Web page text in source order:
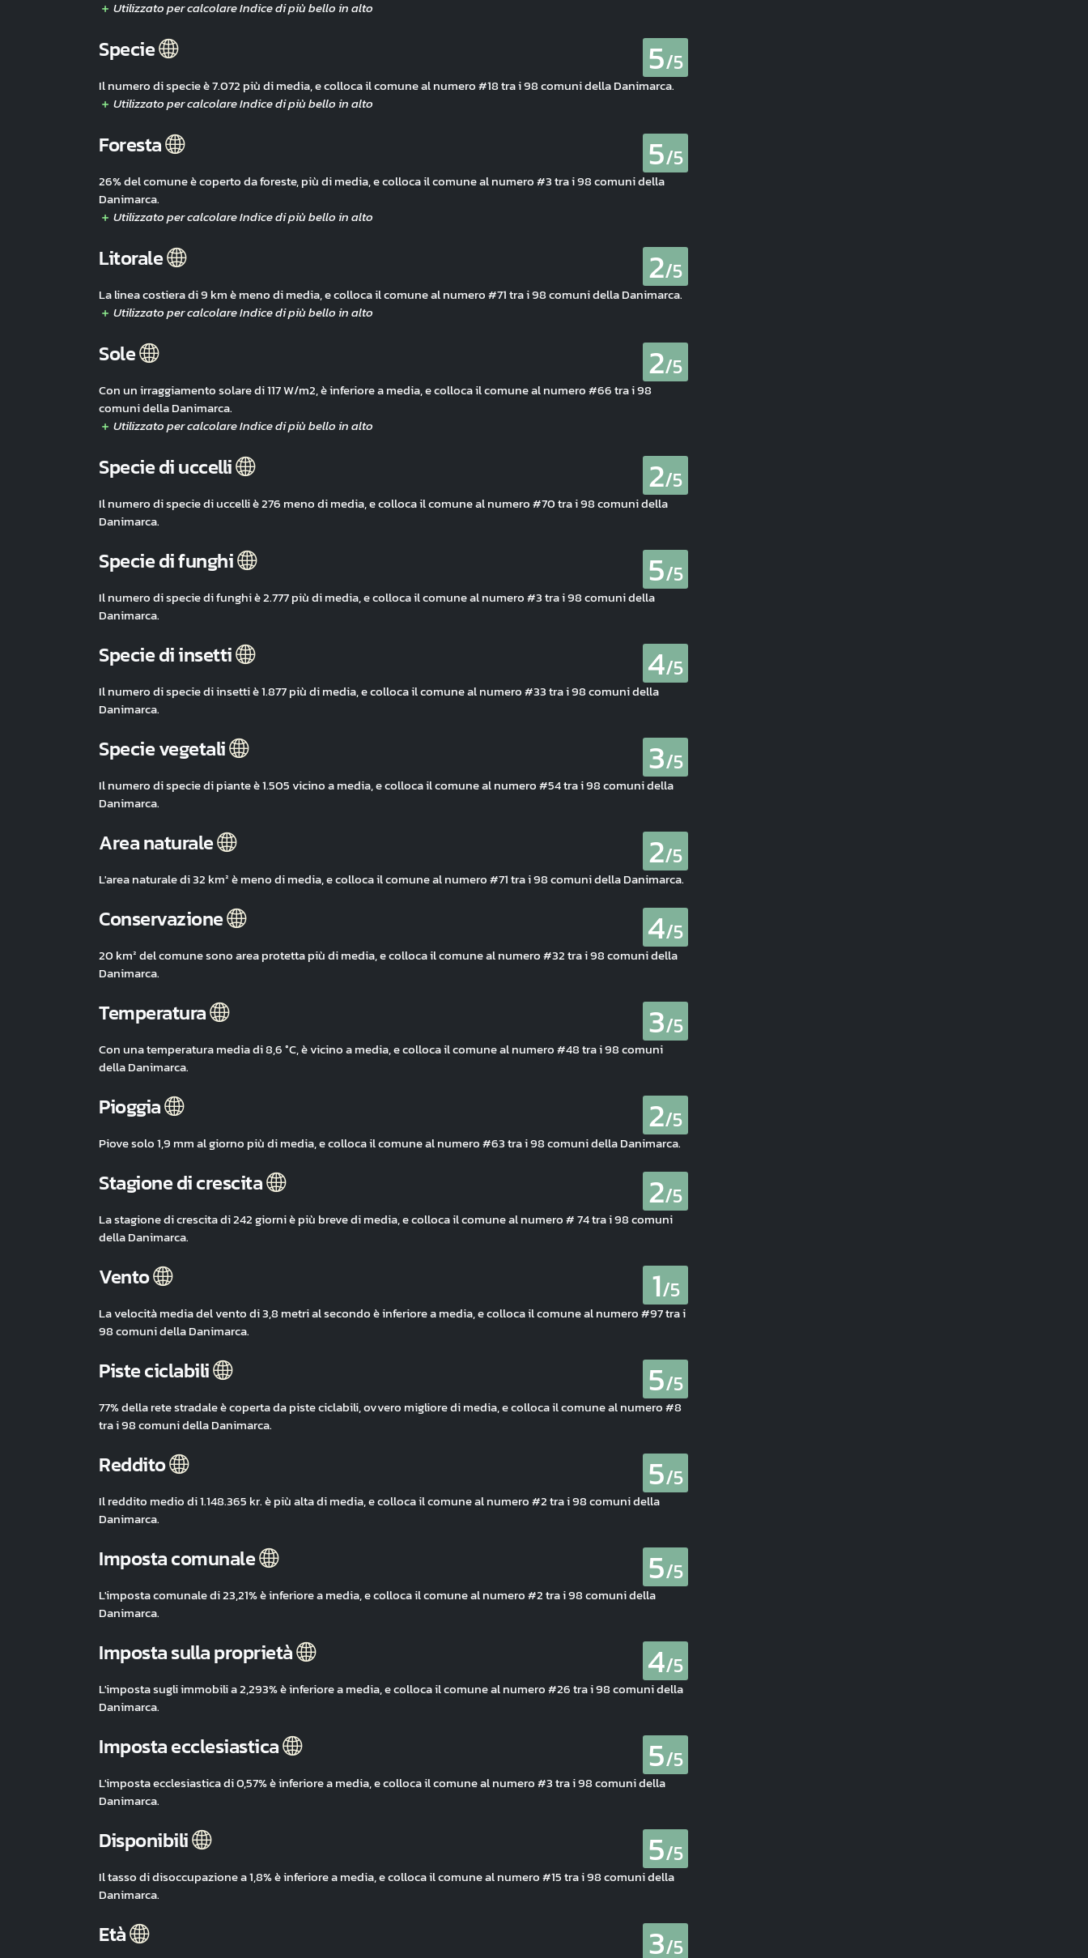
Specie 5/5
Il numero di specie è 7.072 più di media, e colloca il comune al numero #18 tra i 98 comuni della Danimarca.
Foresta 5/5
26% del comune è coperto da foreste, più di media, e colloca il comune al numero #3 tra i 98 comuni della
Danimarca.
Litorale 2/5
La linea costiera di 9 km è meno di media, e colloca il comune al numero #71 tra i 98 comuni della Danimarca.
Sole 2/5
Con un irraggiamento solare di 117 W/m2, è inferiore a media, e colloca il comune al numero #66 tra i 98
comuni della Danimarca.
Specie di uccelli 2/5
Il numero di specie di uccelli è 276 meno di media, e colloca il comune al numero #70 tra i 98 comuni della
Danimarca.
Specie di funghi 5/5
Il numero di specie di funghi è 2.777 più di media, e colloca il comune al numero #3 tra i 98 comuni della
Danimarca.
Specie di insetti 4/5
Il numero di specie di insetti è 1.877 più di media, e colloca il comune al numero #33 tra i 98 comuni della
Danimarca.
Specie vegetali 3/5
Il numero di specie di piante è 1.505 vicino a media, e colloca il comune al numero #54 tra i 98 comuni della
Danimarca.
Area naturale 2/5
L'area naturale di 32 km² è meno di media, e colloca il comune al numero #71 tra i 98 comuni della Danimarca.
Conservazione 4/5
20 km² del comune sono area protetta più di media, e colloca il comune al numero #32 tra i 98 comuni della
Danimarca.
Temperatura 3/5
Con una temperatura media di 8,6 °C, è vicino a media, e colloca il comune al numero #48 tra i 98 comuni
della Danimarca.
Pioggia 2/5
Piove solo 1,9 mm al giorno più di media, e colloca il comune al numero #63 tra i 98 comuni della Danimarca.
Stagione di crescita 2/5
La stagione di crescita di 242 giorni è più breve di media, e colloca il comune al numero # 74 tra i 98 comuni
della Danimarca.
Vento 1/5
La velocità media del vento di 3,8 metri al secondo è inferiore a media, e colloca il comune al numero #97 tra i
98 comuni della Danimarca.
Piste ciclabili 5/5
77% della rete stradale è coperta da piste ciclabili, ovvero migliore di media, e colloca il comune al numero #8
tra i 98 comuni della Danimarca.
Reddito 5/5
Il reddito medio di 1.148.365 kr. è più alta di media, e colloca il comune al numero #2 tra i 98 comuni della
Danimarca.
Imposta comunale 5/5
L'imposta comunale di 23,21% è inferiore a media, e colloca il comune al numero #2 tra i 98 comuni della
Danimarca.
Imposta sulla proprietà 4/5
L'imposta sugli immobili a 2,293% è inferiore a media, e colloca il comune al numero #26 tra i 98 comuni della
Danimarca.
Imposta ecclesiastica 5/5
L'imposta ecclesiastica di 0,57% è inferiore a media, e colloca il comune al numero #3 tra i 98 comuni della
Danimarca.
Disponibili 5/5
Il tasso di disoccupazione a 1,8% è inferiore a media, e colloca il comune al numero #15 tra i 98 comuni della
Danimarca.
Età 3/5